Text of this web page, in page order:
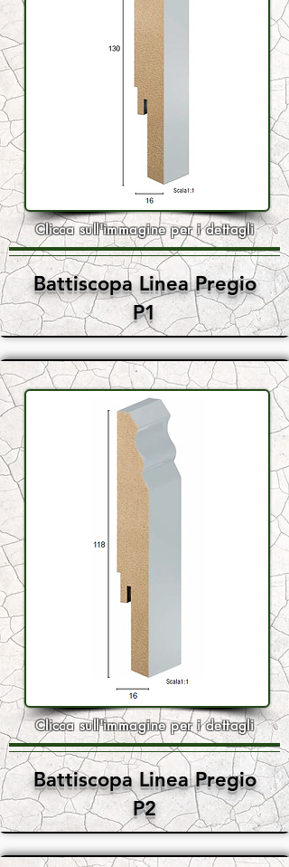
Clicca sull'immagine per i dettagli
Battiscopa Linea Pregio
P1
Clicca sull'immagine per i dettagli
Battiscopa Linea Pregio
P2